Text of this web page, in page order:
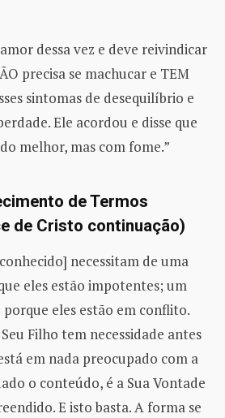
dessa vez e deve reivindicar
precisa se machucar e TEM
sintomas de desequilíbrio e
Ele acordou e disse que
melhor, mas com fome.”
de Termos
de Cristo continuação)
necessitam de uma
eles estão impotentes; um
porque eles estão em conflito.
Filho tem necessidade antes
em nada preocupado com a
o conteúdo, é a Sua Vontade
E isto basta. A forma se